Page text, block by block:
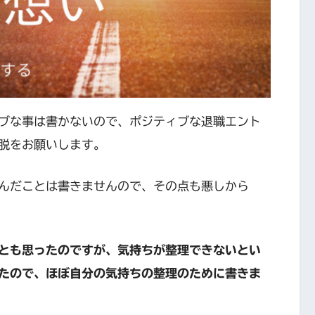
な事は書かないので、ポジティブな退職エント
をお願いします。
だことは書きませんので、その点も悪しから
も思ったのですが、気持ちが整理できないとい
ので、ほぼ自分の気持ちの整理のために書きま